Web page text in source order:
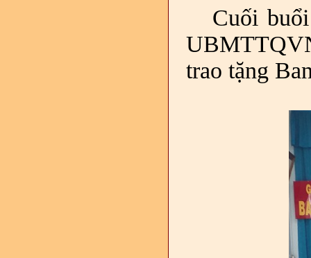
Cuối
trao tặng